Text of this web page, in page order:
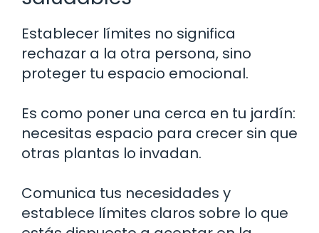
Establecer límites no significa
rechazar a la otra persona, sino
proteger tu espacio emocional.
Es como poner una cerca en tu jardín:
necesitas espacio para crecer sin que
otras plantas lo invadan.
Comunica tus necesidades y
establece límites claros sobre lo que